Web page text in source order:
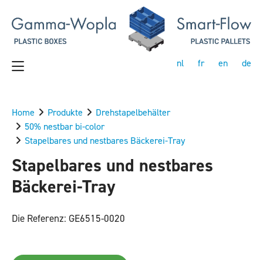
nl fr en de
Home Produkte
Drehstapelbehälter
50% nestbar bi-color
Stapelbares und nestbares Bäckerei-Tray
Stapelbares und nestbares
Bäckerei-Tray
Die Referenz: GE6515-0020